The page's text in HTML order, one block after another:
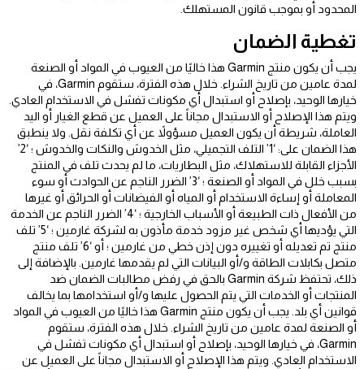
المحدود أو بموجب قانون المستهلك.
تغطية الضمان
يجب أن يكون منتج Garmin هذا خاليًا من العيوب في المواد أو الصنعة
لمدة عامين من تاريخ الشراء. خلال هذه الفترة، ستقوم Garmin، في
خيارها الوحيد، بإصلاح أو استبدال أي مكونات تفشل في الاستخدام العادي.
ويتم هذا الإصلاح أو الاستبدال مجاناً على العميل عن قطع الغيار أو اليد
العاملة، شريطة أن يكون العميل مسؤولاً عن أي تكلفة نقل. ولا ينطبق
هذا الضمان على: ‘1’ التلف التجميلي، مثل الخدوش والنكات والخدوش ؛ ‘2’
الأجزاء القابلة للاستهلاك، مثل البطاريات، ما لم يحدث تلف في المنتج
بسبب خلل في المواد أو الصنعة ؛ ‘3’ الضرر الناجم عن الحوادث أو سوء
المعاملة أو إساءة الاستخدام أو المياه أو الفيضانات أو الحرائق أو غيرها
من الأفعال ذات الطبيعة أو الأسباب الخارجية ؛ ‘4’ الضرر الناجم عن الخدمة
التي يؤديها أي شخص غير مزود خدمة مأذون به لشركة غارمين ؛ ‘5’ تلف
منتج تم تعديله أو تغييره دون إذن خطي من غارمين ؛ أو ‘6’ تلف منتج
متصل بكابلات الطاقة و/أو البيانات التي لم يقدمها غارمين. بالإضافة إلى
ذلك، تحتفظ شركة Garmin بالحق في رفض مطالبات الضمان ضد
المنتجات أو الخدمات التي يتم الحصول عليها و/أو استخدامها بما يخالف
قوانين أي بلد. يجب أن يكون منتج Garmin هذا خاليًا من العيوب في المواد
أو الصنعة لمدة عامين من تاريخ الشراء. خلال هذه الفترة، ستقوم
Garmin، في خيارها الوحيد، بإصلاح أو استبدال أي مكونات تفشل في
الاستخدام العادي. ويتم هذا الإصلاح أو الاستبدال مجاناً على العميل عن